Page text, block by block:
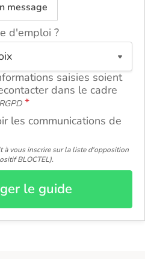
message
d'emploi ?
saisies soient
dans le cadre
RGPD
les communications de
à vous inscrire sur la liste d'opposition
BLOCTEL).
le guide
ou